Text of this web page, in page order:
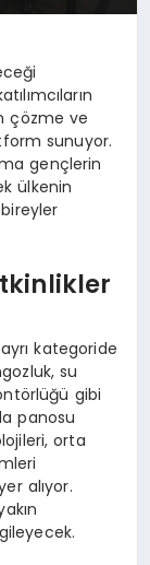
çözme ve
sunuyor.
gençlerin
ülkenin
kategoride
su
gibi
panosu
orta
alıyor.